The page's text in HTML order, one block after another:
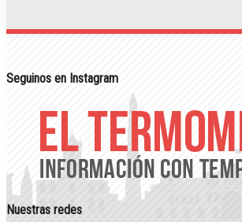
Seguinos en Instagram
Nuestras redes